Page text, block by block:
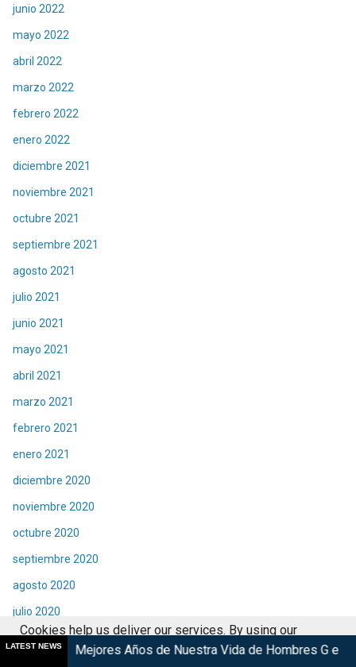
junio 2022
mayo 2022
abril 2022
marzo 2022
febrero 2022
enero 2022
diciembre 2021
noviembre 2021
octubre 2021
septiembre 2021
agosto 2021
julio 2021
junio 2021
mayo 2021
abril 2021
marzo 2021
febrero 2021
enero 2021
diciembre 2020
noviembre 2020
octubre 2020
septiembre 2020
agosto 2020
julio 2020
junio 2020
LATEST NEWS
Años de Nuestra Vida de Hombres G en cines KyoMAF
Cookies help us deliver our services. By using our
services, you agree to our use of cookies.
Got it